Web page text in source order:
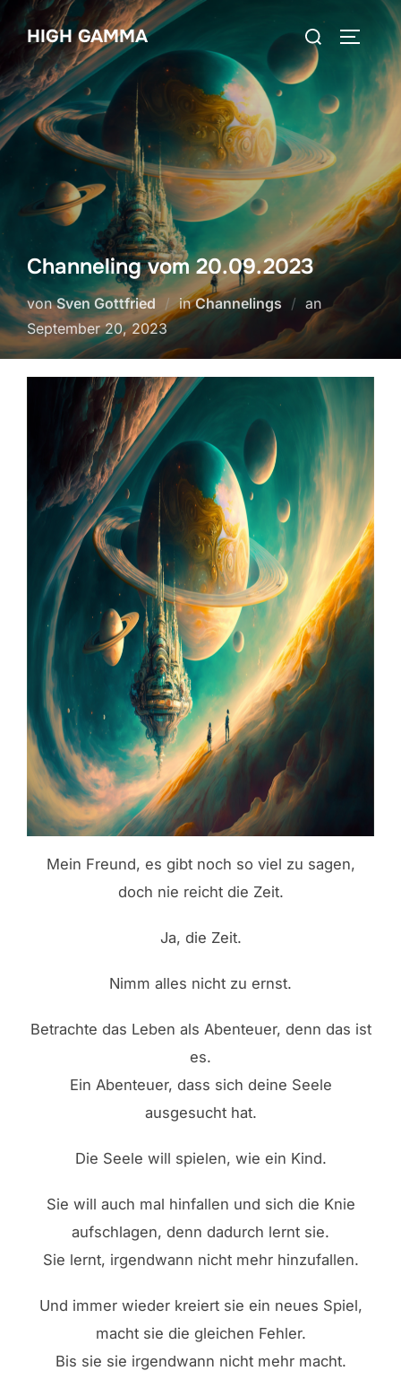
Zum
Inhalt
springen
HIGH GAMMA
Suchen
nach:
Channeling vom 20.09.2023
vonSven Gottfried inChannelings an
am
September 20, 2023
Mein Freund, es gibt noch so viel zu sagen,
doch nie reicht die Zeit.
Ja, die Zeit.
Nimm alles nicht zu ernst.
Betrachte das Leben als Abenteuer, denn das ist
es.
Ein Abenteuer, dass sich deine Seele
ausgesucht hat.
Die Seele will spielen, wie ein Kind.
Sie will auch mal hinfallen und sich die Knie
aufschlagen, denn dadurch lernt sie.
Sie lernt, irgendwann nicht mehr hinzufallen.
Und immer wieder kreiert sie ein neues Spiel,
macht sie die gleichen Fehler.
Bis sie sie irgendwann nicht mehr macht.